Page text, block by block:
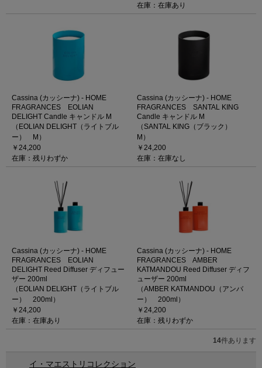
在庫：在庫あり
Cassina (カッシーナ) - HOME
FRAGRANCES EOLIAN
DELIGHT Candle キャンドル M
（EOLIAN DELIGHT（ライトブル
ー） M）
￥24,200
在庫：残りわずか
Cassina (カッシーナ) - HOME
FRAGRANCES SANTAL KING
Candle キャンドル M
（SANTAL KING（ブラック）
M）
￥24,200
在庫：在庫なし
Cassina (カッシーナ) - HOME
FRAGRANCES EOLIAN
DELIGHT Reed Diffuser ディフュー
ザー 200ml
（EOLIAN DELIGHT（ライトブル
ー） 200ml）
￥24,200
在庫：在庫あり
Cassina (カッシーナ) - HOME
FRAGRANCES AMBER
KATMANDOU Reed Diffuser ディフ
ューザー 200ml
（AMBER KATMANDOU（アンバ
ー） 200ml）
￥24,200
在庫：残りわずか
14件あります
イ・マエストリコレクション